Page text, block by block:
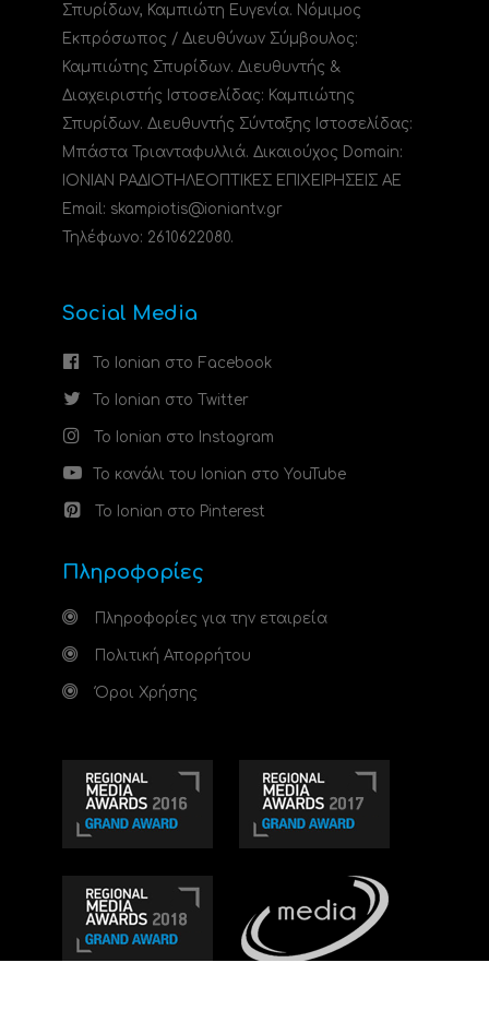
Σπυρίδων, Καμπιώτη Ευγενία. Νόμιμος
Εκπρόσωπος / Διευθύνων Σύμβουλος:
Καμπιώτης Σπυρίδων. Διευθυντής &
Διαχειριστής Ιστοσελίδας: Καμπιώτης
Σπυρίδων. Διευθυντής Σύνταξης Ιστοσελίδας:
Μπάστα Τριανταφυλλιά. Δικαιούχος Domain:
ΙΟΝΙΑΝ ΡΑΔΙΟΤΗΛΕΟΠΤΙΚΕΣ ΕΠΙΧΕΙΡΗΣΕΙΣ ΑΕ
Email: skampiotis@ioniantv.gr
Τηλέφωνο: 2610622080.
Social Media
Το Ionian στο Facebook
Το Ionian στο Twitter
Το Ionian στο Instagram
Το κανάλι του Ionian στο YouTube
Το Ionian στο Pinterest
Πληροφορίες
Πληροφορίες για την εταιρεία
Πολιτική Απορρήτου
Όροι Χρήσης